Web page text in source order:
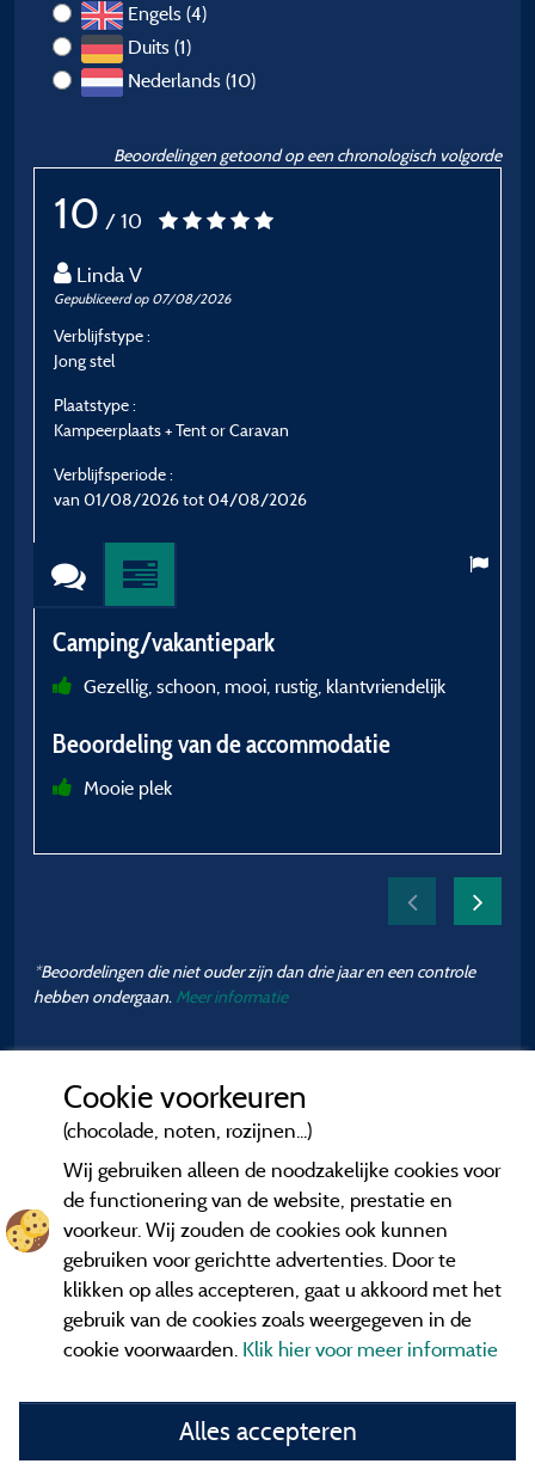
Engels (4)
Duits (1)
Nederlands (10)
Beoordelingen getoond op een chronologisch volgorde
10 / 10
Linda V
Gepubliceerd op 07/08/2026
Verblijfstype :
Jong stel
Plaatstype :
Kampeerplaats + Tent or Caravan
Verblijfsperiode :
van 01/08/2026 tot 04/08/2026
Camping/vakantiepark
Gezellig, schoon, mooi, rustig, klantvriendelijk
Beoordeling van de accommodatie
Mooie plek
*Beoordelingen die niet ouder zijn dan drie jaar en een controle
hebben ondergaan. Meer informatie
General terms of use
Cookie voorkeuren
(chocolade, noten, rozijnen...)
Wij gebruiken alleen de noodzakelijke cookies voor
de functionering van de website, prestatie en
voorkeur. Wij zouden de cookies ook kunnen
gebruiken voor gerichtte advertenties. Door te
klikken op alles accepteren, gaat u akkoord met het
gebruik van de cookies zoals weergegeven in de
cookie voorwaarden. Klik hier voor meer informatie
Alles accepteren